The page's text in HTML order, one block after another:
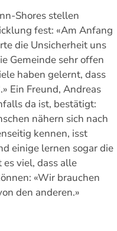
Shores stellen
fest: «Am Anfang
die Unsicherheit uns
Gemeinde sehr offen
haben gelernt, dass
Ein Freund, Andreas
da ist, bestätigt:
nähern sich nach
kennen, isst
einige lernen sogar die
es viel, dass alle
«Wir brauchen
den anderen.»